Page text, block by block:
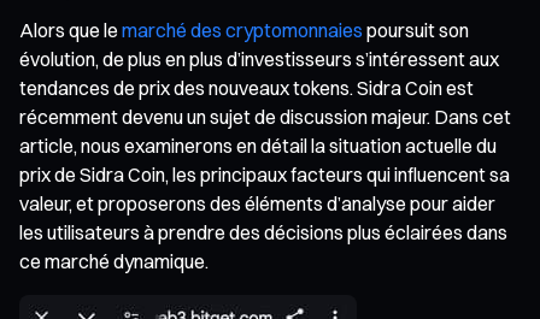
Alors que le marché des cryptomonnaies poursuit son
évolution, de plus en plus d’investisseurs s’intéressent aux
tendances de prix des nouveaux tokens. Sidra Coin est
récemment devenu un sujet de discussion majeur. Dans cet
article, nous examinerons en détail la situation actuelle du
prix de Sidra Coin, les principaux facteurs qui influencent sa
valeur, et proposerons des éléments d’analyse pour aider
les utilisateurs à prendre des décisions plus éclairées dans
ce marché dynamique.